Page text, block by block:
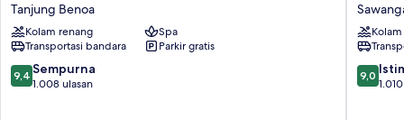
Tanjung
Benoa
Tanjung Benoa
Kolam renang
Spa
Transportasi bandara
Parkir gratis
9.4
dari
9,4 Sempurna
1.008 ulasan
Resort
9.0
dari
9,0